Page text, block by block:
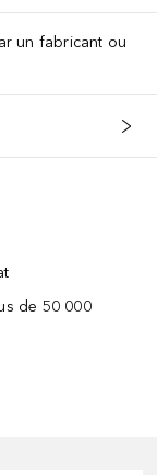
un fabricant ou
de 50 000